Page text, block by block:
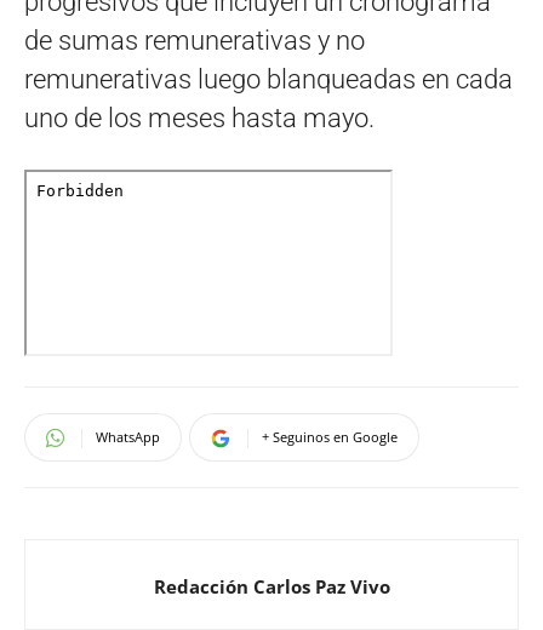
de sumas remunerativas y no
remunerativas luego blanqueadas en cada
uno de los meses hasta mayo.
WhatsApp + Seguinos en Google
Redacción Carlos Paz Vivo